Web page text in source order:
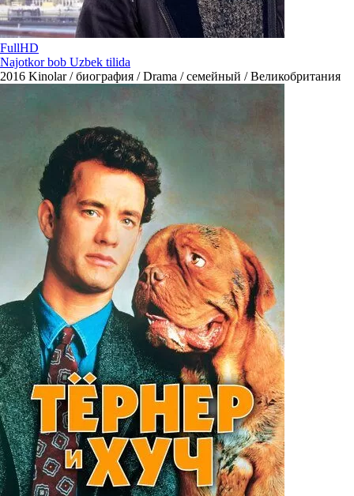
FullHD
Najotkor bob Uzbek tilida
2016 Kinolar / биография / Drama / семейный / Великобритания